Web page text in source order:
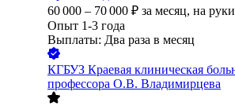
60 000 – 70 000 ₽ за месяц, на руки
Опыт 1-3 года
Выплаты: Два раза в месяц
КГБУЗ Краевая клиническая
профессора О.В. Владимирцева